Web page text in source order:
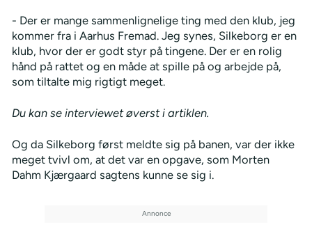
- Der er mange sammenlignelige ting med den klub, jeg
kommer fra i Aarhus Fremad. Jeg synes, Silkeborg er en
klub, hvor der er godt styr på tingene. Der er en rolig
hånd på rattet og en måde at spille på og arbejde på,
som tiltalte mig rigtigt meget.
Du kan se interviewet øverst i artiklen.
Og da Silkeborg først meldte sig på banen, var der ikke
meget tvivl om, at det var en opgave, som Morten
Dahm Kjærgaard sagtens kunne se sig i.